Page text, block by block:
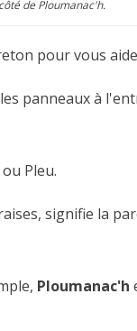
de Ploumanac'h.
pour vous
panneaux à
Pleu.
signifie la
Ploumanac'h